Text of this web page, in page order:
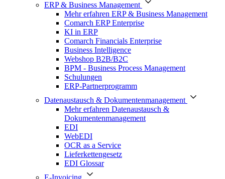
ERP & Business Management
Mehr erfahren ERP & Business Management
Comarch ERP Enterprise
KI in ERP
Comarch Financials Enterprise
Business Intelligence
Webshop B2B/B2C
BPM - Business Process Management
Schulungen
ERP-Partnerprogramm
Datenaustausch & Dokumentenmanagement
Mehr erfahren Datenaustausch &
Dokumentenmanagement
EDI
WebEDI
OCR as a Service
Lieferkettengesetz
EDI Glossar
E-Invoicing